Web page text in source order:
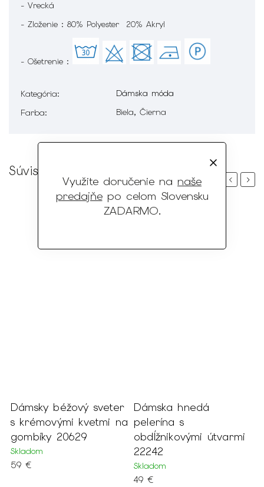
Využite doručenie na naše
predajňepo celom Slovensku
ZADARMO.
- Vrecká
- Zloženie : 80% Polyester 20% Akryl
- Ošetrenie :
Kategória:
Dámska móda
Farba: Biela, Čierna
Súvisiaci tovar
Previous
Dámsky béžový sveter
s krémovými kvetmi na
gombíky 20629
Skladom
59 €
Dámska hnedá
pelerína s
obdĺžnikovými útvarmi
22242
Skladom
49 €
Next